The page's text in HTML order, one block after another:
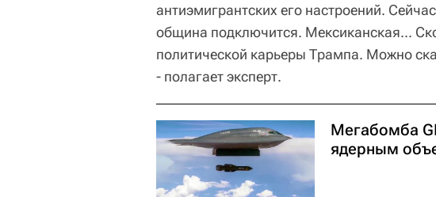
антиэмигрантских его настроений.
община подключится. Мексиканская...
политической карьеры Трампа. Можно
- полагает эксперт.
Мегабомба
ядерным